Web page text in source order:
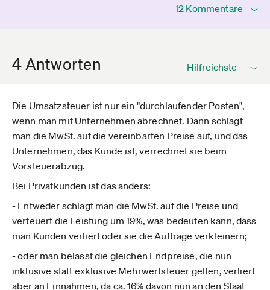
12 Kommentare
4 Antworten
Die Umsatzsteuer ist nur ein "durchlaufender Posten",
wenn man mit Unternehmen abrechnet. Dann schlägt
man die MwSt. auf die vereinbarten Preise auf, und das
Unternehmen, das Kunde ist, verrechnet sie beim
Vorsteuerabzug.
Bei Privatkunden ist das anders:
- Entweder schlägt man die MwSt. auf die Preise und
verteuert die Leistung um 19%, was bedeuten kann, dass
man Kunden verliert oder sie die Aufträge verkleinern;
- oder man belässt die gleichen Endpreise, die nun
inklusive statt exklusive Mehrwertsteuer gelten, verliert
aber an Einnahmen, da ca. 16% davon nun an den Staat